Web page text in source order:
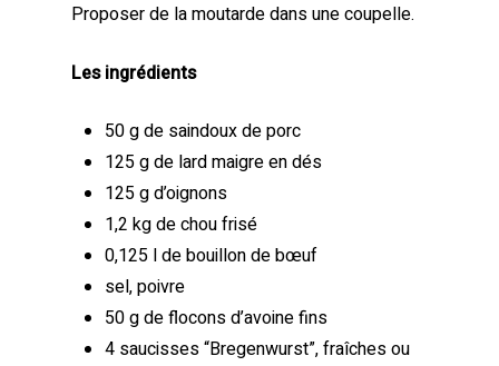
Proposer de la moutarde dans une coupelle.
Les ingrédients
50 g de saindoux de porc
125 g de lard maigre en dés
125 g d’oignons
1,2 kg de chou frisé
0,125 l de bouillon de bœuf
sel, poivre
50 g de flocons d’avoine fins
4 saucisses “Bregenwurst”, fraîches ou